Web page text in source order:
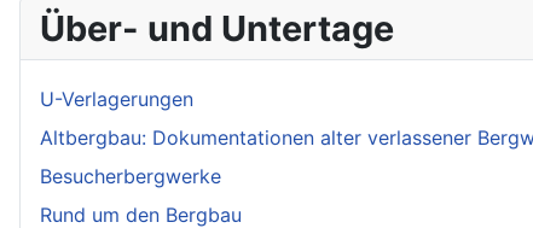
Über- und Untertage
U-Verlagerungen
Altbergbau: Dokumentationen alter verlassener
Besucherbergwerke
Rund um den Bergbau